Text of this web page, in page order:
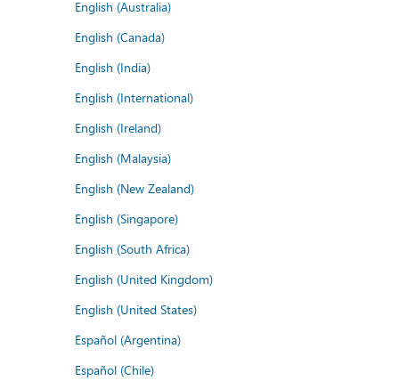
English (Australia)
English (Canada)
English (India)
English (International)
English (Ireland)
English (Malaysia)
English (New Zealand)
English (Singapore)
English (South Africa)
English (United Kingdom)
English (United States)
Español (Argentina)
Español (Chile)